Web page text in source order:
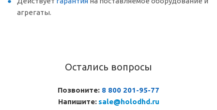
агрегаты.
Остались вопросы
Позвоните: 8 800 201-95-77
Напишите: sale@holodhd.ru